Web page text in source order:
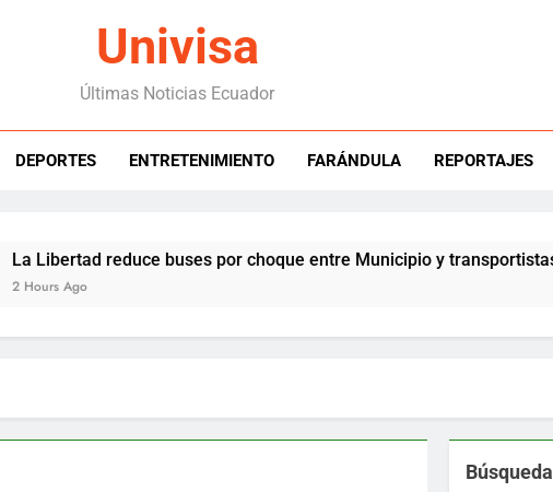
Univisa
Últimas Noticias Ecuador
DEPORTES ENTRETENIMIENTO FARÁNDULA REPORTAJES
reduce buses por choque entre Municipio y transportistas
Búsqueda